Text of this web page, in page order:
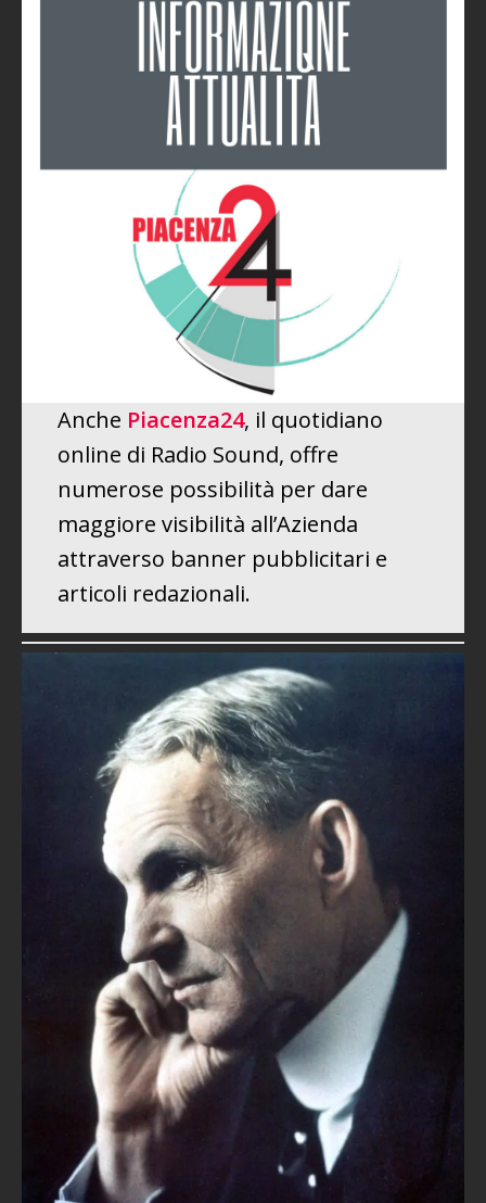
Anche Piacenza24, il quotidiano
online di Radio Sound, offre
numerose possibilità per dare
maggiore visibilità all’Azienda
attraverso banner pubblicitari e
articoli redazionali.